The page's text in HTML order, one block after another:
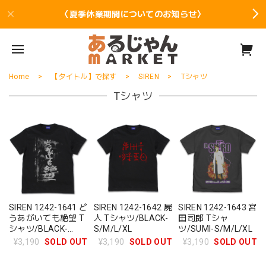
〈夏季休業期間についてのお知らせ〉
Home 【タイトル】で探す SIREN Tシャツ
Tシャツ
SIREN 1242-1641 ど
うあがいても絶望 T
シャツ/BLACK-
S/M/L/XL
¥3,190 SOLD OUT
SIREN 1242-1642 屍
人 Tシャツ/BLACK-
S/M/L/XL
¥3,190
SOLD OUT
SIREN 1242-1643 宮
田司郎 Tシャ
ツ/SUMI-S/M/L/XL
¥3,190 SOLD OUT